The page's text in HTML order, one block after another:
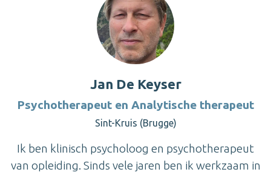
Jan De Keyser
Psychotherapeut en Analytische therapeut
Sint-Kruis (Brugge)
Ik ben klinisch psycholoog en psychotherapeut
van opleiding. Sinds vele jaren ben ik werkzaam in